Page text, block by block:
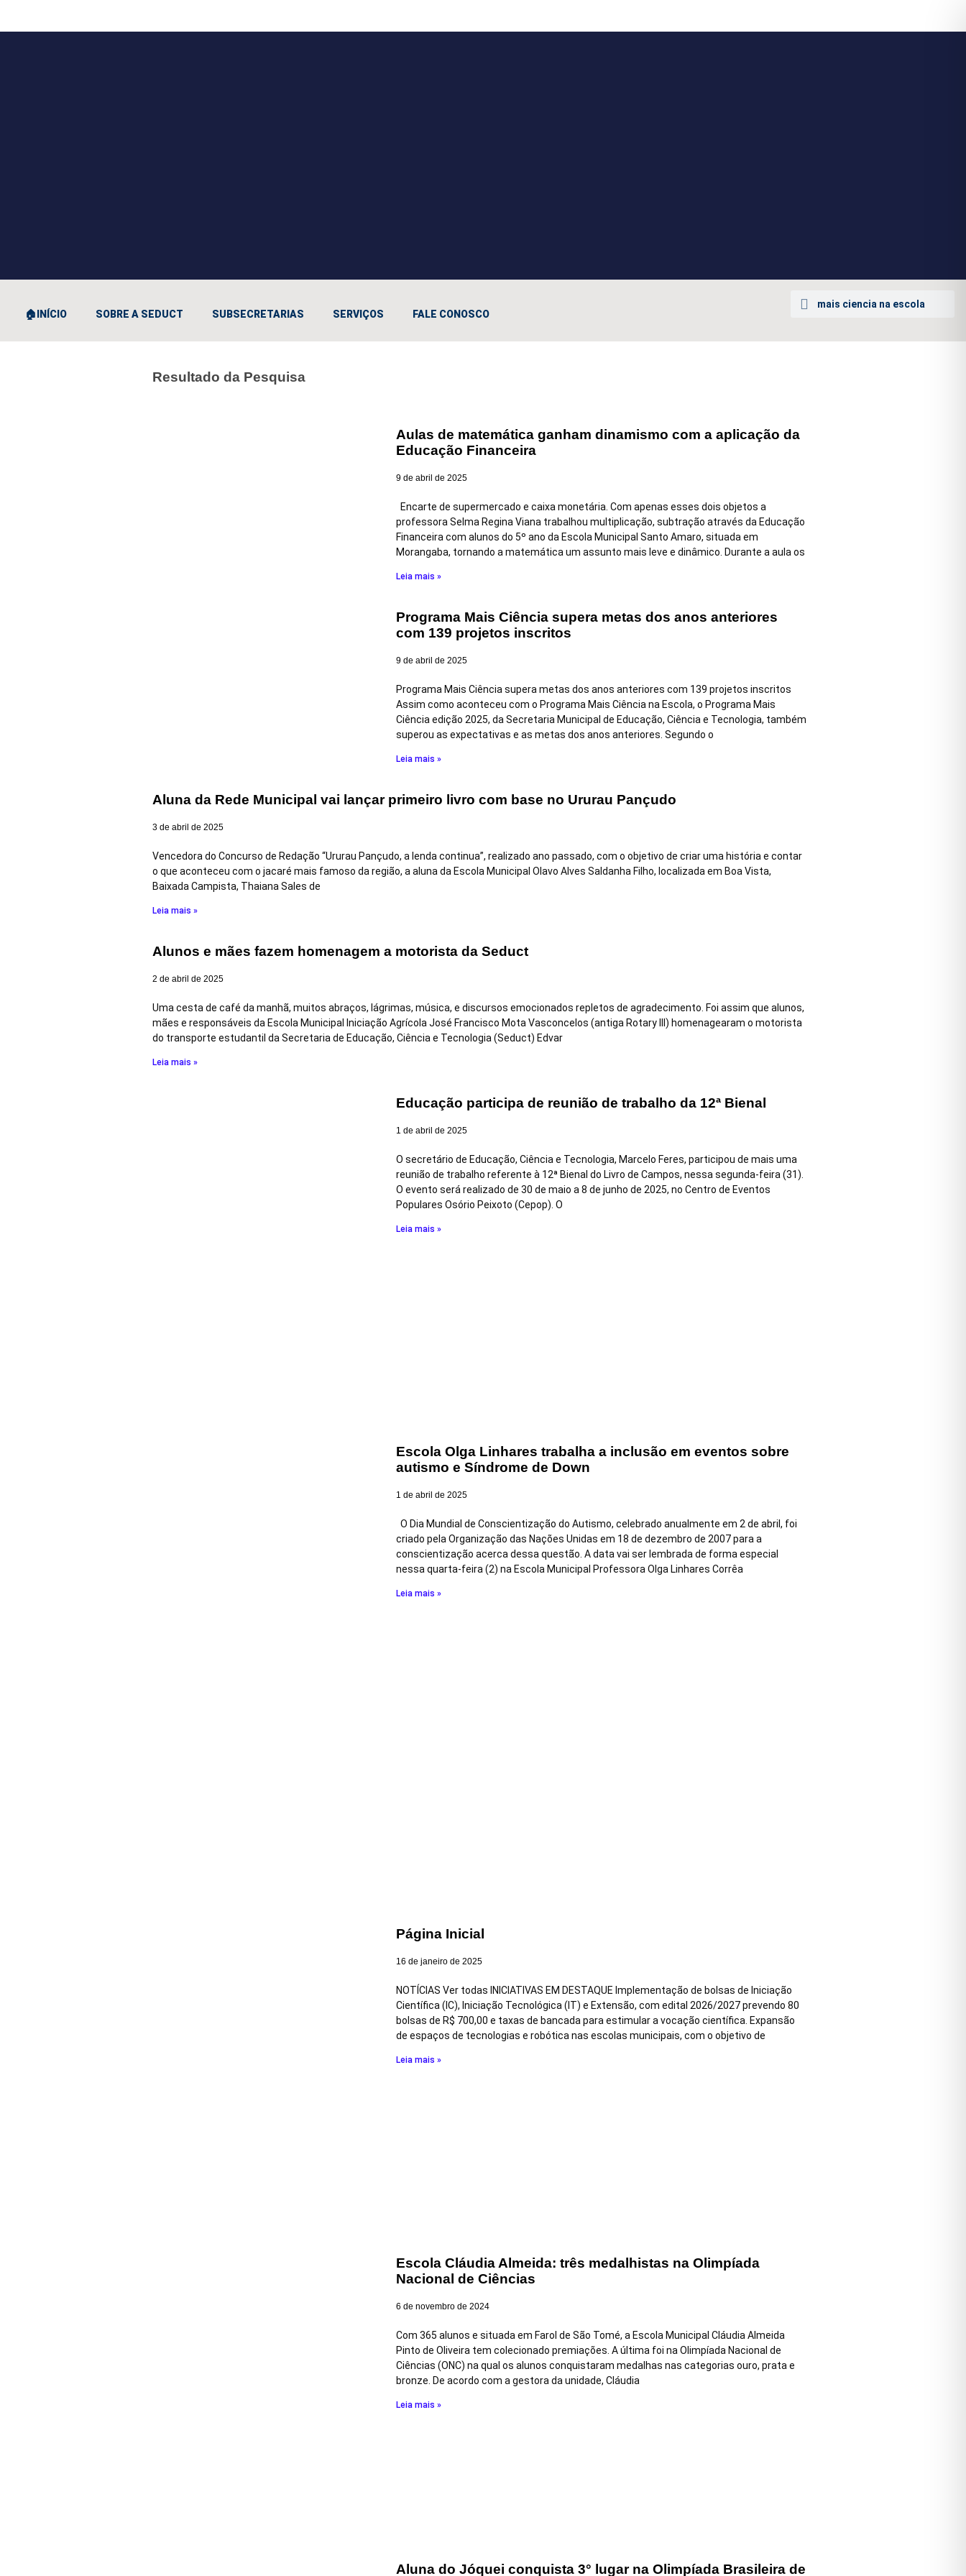
🏠INÍCIO SOBRE A SEDUCT SUBSECRETARIAS SERVIÇOS FALE CONOSCO
Resultado da Pesquisa
Aulas de matemática ganham dinamismo com a aplicação da
Educação Financeira
9 de abril de 2025
Encarte de supermercado e caixa monetária. Com apenas esses dois objetos a
professora Selma Regina Viana trabalhou multiplicação, subtração através da Educação
Financeira com alunos do 5º ano da Escola Municipal Santo Amaro, situada em
Morangaba, tornando a matemática um assunto mais leve e dinâmico. Durante a aula os
Leia mais »
Programa Mais Ciência supera metas dos anos anteriores
com 139 projetos inscritos
9 de abril de 2025
Programa Mais Ciência supera metas dos anos anteriores com 139 projetos inscritos
Assim como aconteceu com o Programa Mais Ciência na Escola, o Programa Mais
Ciência edição 2025, da Secretaria Municipal de Educação, Ciência e Tecnologia, também
superou as expectativas e as metas dos anos anteriores. Segundo o
Leia mais »
Aluna da Rede Municipal vai lançar primeiro livro com base no Ururau Pançudo
3 de abril de 2025
Vencedora do Concurso de Redação “Ururau Pançudo, a lenda continua”, realizado ano passado, com o objetivo de criar uma história e contar
o que aconteceu com o jacaré mais famoso da região, a aluna da Escola Municipal Olavo Alves Saldanha Filho, localizada em Boa Vista,
Baixada Campista, Thaiana Sales de
Leia mais »
Alunos e mães fazem homenagem a motorista da Seduct
2 de abril de 2025
Uma cesta de café da manhã, muitos abraços, lágrimas, música, e discursos emocionados repletos de agradecimento. Foi assim que alunos,
mães e responsáveis da Escola Municipal Iniciação Agrícola José Francisco Mota Vasconcelos (antiga Rotary III) homenagearam o motorista
do transporte estudantil da Secretaria de Educação, Ciência e Tecnologia (Seduct) Edvar
Leia mais »
Educação participa de reunião de trabalho da 12ª Bienal
1 de abril de 2025
O secretário de Educação, Ciência e Tecnologia, Marcelo Feres, participou de mais uma
reunião de trabalho referente à 12ª Bienal do Livro de Campos, nessa segunda-feira (31).
O evento será realizado de 30 de maio a 8 de junho de 2025, no Centro de Eventos
Populares Osório Peixoto (Cepop). O
Leia mais »
Escola Olga Linhares trabalha a inclusão em eventos sobre
autismo e Síndrome de Down
1 de abril de 2025
O Dia Mundial de Conscientização do Autismo, celebrado anualmente em 2 de abril, foi
criado pela Organização das Nações Unidas em 18 de dezembro de 2007 para a
conscientização acerca dessa questão. A data vai ser lembrada de forma especial
nessa quarta-feira (2) na Escola Municipal Professora Olga Linhares Corrêa
Leia mais »
Página Inicial
16 de janeiro de 2025
NOTÍCIAS Ver todas INICIATIVAS EM DESTAQUE Implementação de bolsas de Iniciação
Científica (IC), Iniciação Tecnológica (IT) e Extensão, com edital 2026/2027 prevendo 80
bolsas de R$ 700,00 e taxas de bancada para estimular a vocação científica. Expansão
de espaços de tecnologias e robótica nas escolas municipais, com o objetivo de
Leia mais »
Escola Cláudia Almeida: três medalhistas na Olimpíada
Nacional de Ciências
6 de novembro de 2024
Com 365 alunos e situada em Farol de São Tomé, a Escola Municipal Cláudia Almeida
Pinto de Oliveira tem colecionado premiações. A última foi na Olimpíada Nacional de
Ciências (ONC) na qual os alunos conquistaram medalhas nas categorias ouro, prata e
bronze. De acordo com a gestora da unidade, Cláudia
Leia mais »
Aluna do Jóquei conquista 3° lugar na Olimpíada Brasileira de